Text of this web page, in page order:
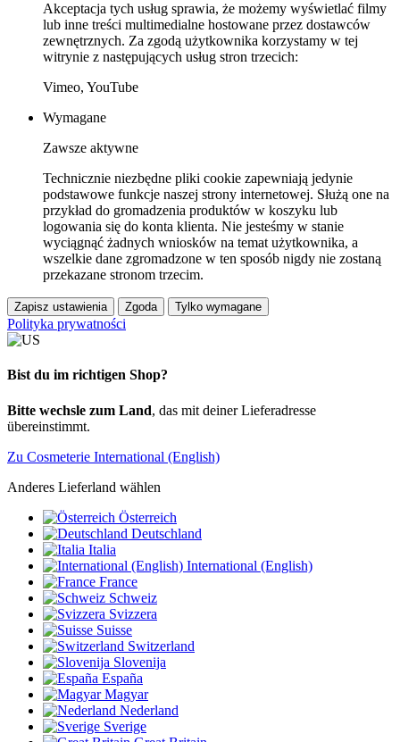
Akceptacja tych usług sprawia, że możemy wyświetlać filmy
lub inne treści multimedialne hostowane przez dostawców
zewnętrznych. Za zgodą użytkownika korzystamy w tej
witrynie z następujących usług stron trzecich:
Vimeo, YouTube
Wymagane
Zawsze aktywne
Technicznie niezbędne pliki cookie zapewniają jedynie
podstawowe funkcje naszej strony internetowej. Służą one na
przykład do gromadzenia produktów w koszyku lub
logowania się do konta klienta. Nie jesteśmy w stanie
wyciągnąć żadnych wniosków na temat użytkownika, a
wszelkie dane zgromadzone w ten sposób nigdy nie zostaną
przekazane stronom trzecim.
Zapisz ustawienia Zgoda Tylko wymagane
Polityka prywatności
Bist du im richtigen Shop?
Bitte wechsle zum Land, das mit deiner Lieferadresse
übereinstimmt.
Zu Cosmeterie International (English)
Anderes Lieferland wählen
Österreich
Deutschland
Italia
International (English)
France
Schweiz
Svizzera
Suisse
Switzerland
Slovenija
España
Magyar
Nederland
Sverige